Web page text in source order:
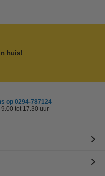
huis!
op 0294-787124
tot 17.30 uur